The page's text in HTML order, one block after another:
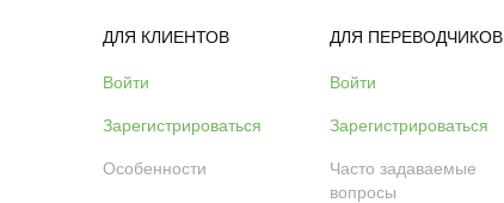
ДЛЯ КЛИЕНТОВ
Войти
Зарегистрироваться
Особенности
ДЛЯ ПЕРЕВОДЧИКОВ
Войти
Зарегистрироваться
Часто задаваемые
вопросы